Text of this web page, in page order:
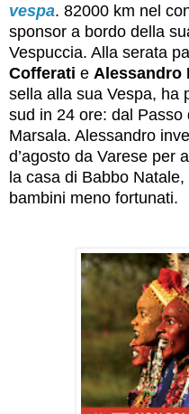
vespa. 82000 km nel
sponsor a bordo della
Vespuccia. Alla serata
Cofferati e Alessandro
sella alla sua Vespa, ha
sud in 24 ore: dal
Marsala. Alessandro
d’agosto da Varese per
la casa di Babbo
bambini meno fortunati.